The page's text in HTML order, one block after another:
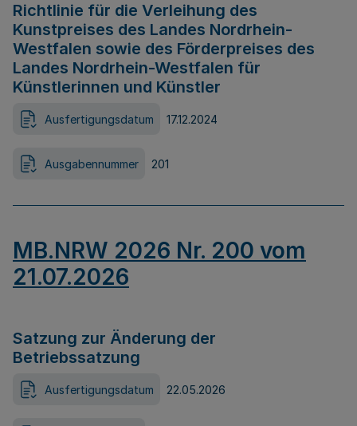
Richtlinie für die Verleihung des
Kunstpreises des Landes Nordrhein-
Westfalen sowie des Förderpreises des
Landes Nordrhein-Westfalen für
Künstlerinnen und Künstler
Ausfertigungsdatum 17.12.2024
Ausgabennummer 201
MB.NRW 2026 Nr. 200 vom
21.07.2026
Satzung zur Änderung der
Betriebssatzung
Ausfertigungsdatum 22.05.2026